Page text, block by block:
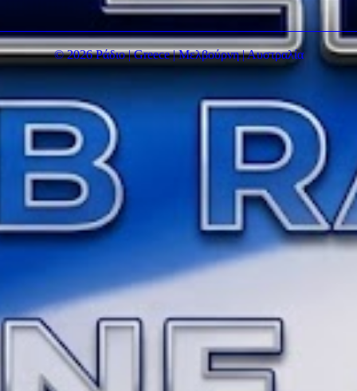
© 2026 Ράδιο | Greece | Μελβούρνη | Αυστραλία